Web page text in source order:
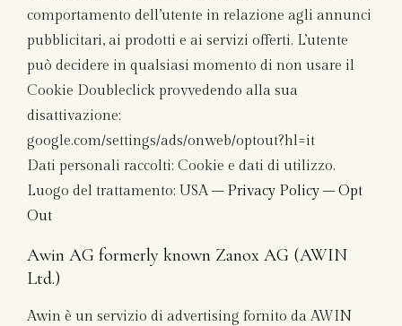
comportamento dell’utente in relazione agli annunci
pubblicitari, ai prodotti e ai servizi offerti. L’utente
può decidere in qualsiasi momento di non usare il
Cookie Doubleclick provvedendo alla sua
disattivazione:
google.com/settings/ads/onweb/optout?hl=it
Dati personali raccolti: Cookie e dati di utilizzo.
Luogo del trattamento: USA – Privacy Policy –Opt
Out
Awin AG formerly known Zanox AG (AWIN
Ltd.)
Awin è un servizio di advertising fornito da AWIN